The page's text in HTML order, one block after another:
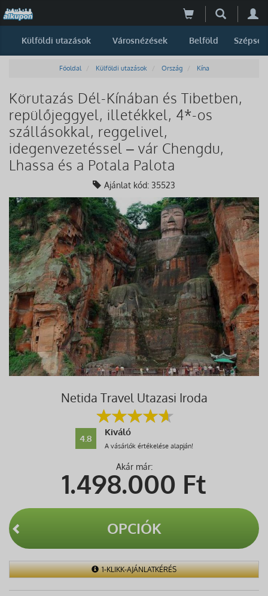
Külföldi utazások Városnézések Belföld Szépség
Főoldal Külföldi utazások Ország Kína
Körutazás Dél-Kínában és Tibetben,
repülőjeggyel, illetékkel, 4*-os
szállásokkal, reggelivel,
idegenvezetéssel – vár Chengdu,
Lhassa és a Potala Palota
Ajánlat kód: 35523
Netida Travel Utazasi Iroda
4.8
Kiváló
A vásárlók értékelése alapján!
Akár már:
1.498.000 Ft
OPCIÓK
1-KLIKK-AJÁNLATKÉRÉS